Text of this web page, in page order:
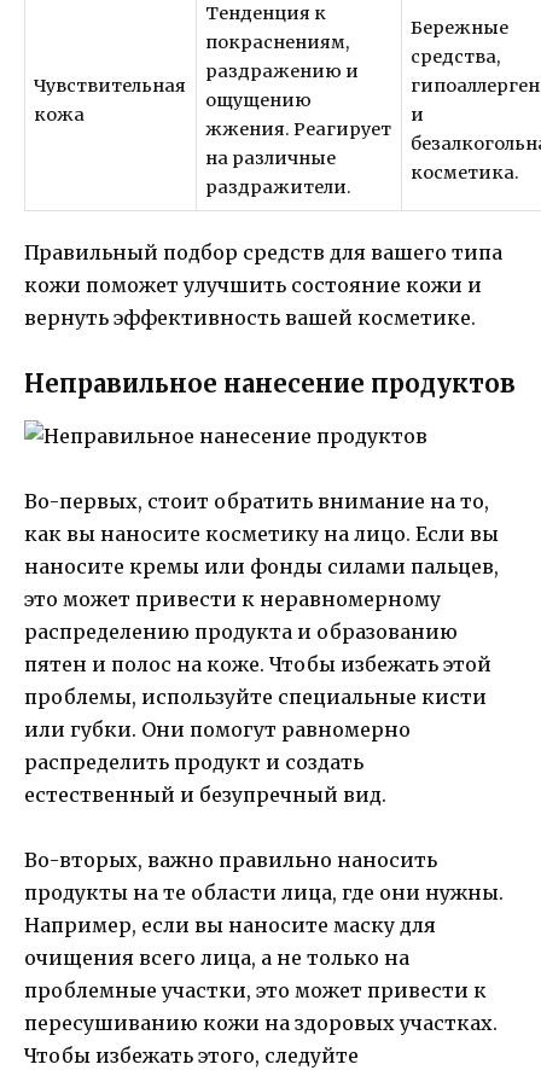
Чувствительная
кожа
Тенденция к
покраснениям,
раздражению и
ощущению
жжения. Реагирует
на различные
раздражители.
Бережные
средства,
и
косметика.
Правильный подбор средств для вашего типа
кожи поможет улучшить состояние кожи и
вернуть эффективность вашей косметике.
Неправильное нанесение продуктов
Во-первых, стоит обратить внимание на то,
как вы наносите косметику на лицо. Если вы
наносите кремы или фонды силами пальцев,
это может привести к неравномерному
распределению продукта и образованию
пятен и полос на коже. Чтобы избежать этой
проблемы, используйте специальные кисти
или губки. Они помогут равномерно
распределить продукт и создать
естественный и безупречный вид.
Во-вторых, важно правильно наносить
продукты на те области лица, где они нужны.
Например, если вы наносите маску для
очищения всего лица, а не только на
проблемные участки, это может привести к
пересушиванию кожи на здоровых участках.
Чтобы избежать этого, следуйте